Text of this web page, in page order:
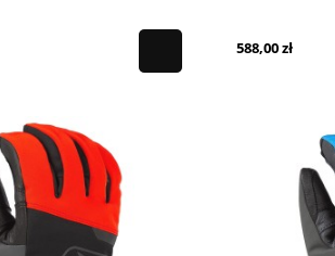
588,00 zł